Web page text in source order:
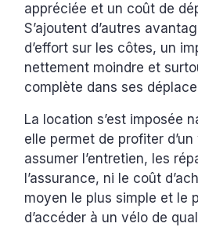
appréciée et un coût de
S’ajoutent d’autres
d’effort sur les côtes, un
nettement moindre et
complète dans ses
La location s’est imposée
elle permet de profiter
assumer l’entretien, les
l’assurance, ni le coût
moyen le plus simple et le
d’accéder à un vélo de